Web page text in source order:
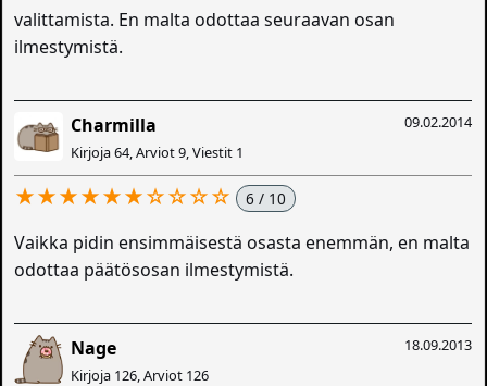
valittamista. En malta odottaa seuraavan osan
ilmestymistä.
09.02.2014
Charmilla
Kirjoja 64, Arviot 9, Viestit 1
★★★★★★☆☆☆☆ 6 / 10
Vaikka pidin ensimmäisestä osasta enemmän, en malta
odottaa päätösosan ilmestymistä.
18.09.2013
Nage
Kirjoja 126, Arviot 126